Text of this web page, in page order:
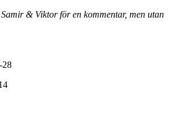
& Viktor för en kommentar, men utan
28